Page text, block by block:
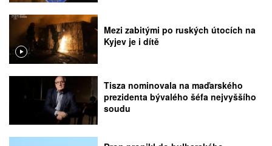
Mezi zabitými po ruských útocích na
Kyjev je i dítě
Tisza nominovala na maďarského
prezidenta bývalého šéfa nejvyššího
soudu